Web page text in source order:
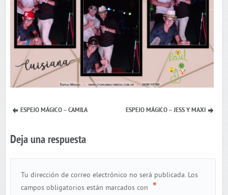
ESPEJO MÁGICO – CAMILA ESPEJO MÁGICO – JESS Y MAXI
Deja una respuesta
Tu dirección de correo electrónico no será publicada. Los
campos obligatorios están marcados con *